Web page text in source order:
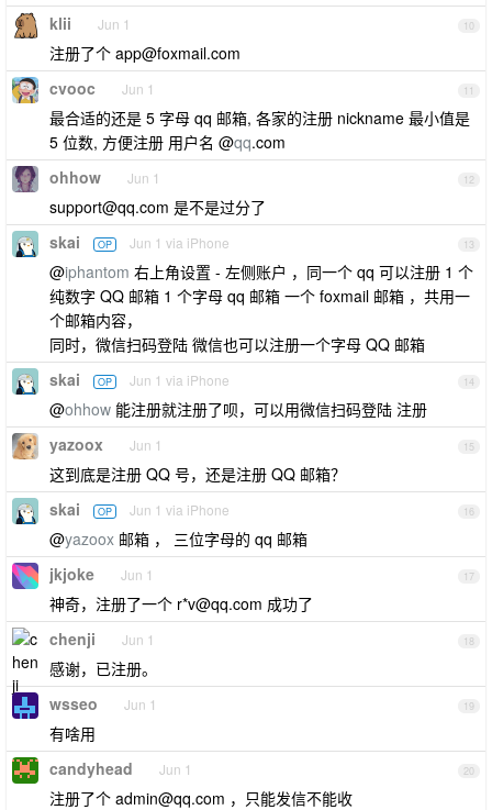
10
klii Jun 1
注册了个 app@foxmail.com
11
cvooc Jun 1
最合适的还是 5 字母 qq 邮箱, 各家的注册 nickname 最小值是
5 位数, 方便注册 用户名 @qq.com
12
ohhow Jun 1
support@qq.com 是不是过分了
13
skai OP Jun 1 via iPhone
@iphantom 右上角设置 - 左侧账户 ，同一个 qq 可以注册 1 个
纯数字 QQ 邮箱 1 个字母 qq 邮箱 一个 foxmail 邮箱 ，共用一
个邮箱内容，
同时，微信扫码登陆 微信也可以注册一个字母 QQ 邮箱
14
skai OP Jun 1 via iPhone
@ohhow 能注册就注册了呗，可以用微信扫码登陆 注册
15
yazoox Jun 1
这到底是注册 QQ 号，还是注册 QQ 邮箱？
16
skai OP Jun 1 via iPhone
@yazoox 邮箱 ， 三位字母的 qq 邮箱
17
jkjoke Jun 1
神奇，注册了一个 r*v@qq.com 成功了
18
chenji Jun 1
感谢，已注册。
19
wsseo Jun 1
有啥用
20
candyhead Jun 1
注册了个 admin@qq.com ，只能发信不能收